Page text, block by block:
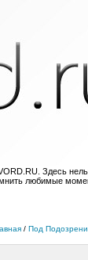
Здесь
любимые
/ Под